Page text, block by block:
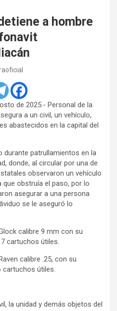
a hombre
de 2025.- Personal de la
a un civil, un vehículo,
abastecidos en la capital del
durante patrullamientos en la
donde, al circular por una de
observaron un vehículo
obstruía el paso, por lo
asegurar a una persona
se le aseguró lo
calibre 9 mm con su
cartuchos útiles.
calibre .25, con su
cartuchos útiles.
la unidad y demás objetos del